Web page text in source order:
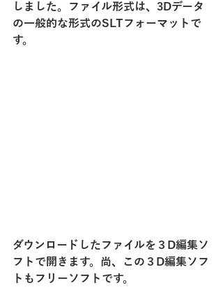
しました。ファイル形式は、3Dデータ
の一般的な形式のSLTフォーマットで
す。
ダウンロードしたファイルを３D編集ソ
フトで開きます。尚、この３D編集ソフ
トもフリーソフトです。